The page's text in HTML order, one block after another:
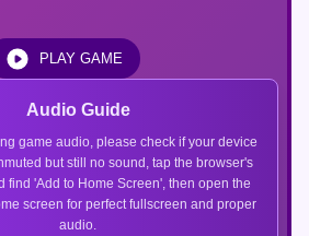
Audio Guide
game audio, please check if your device
but still no sound, tap the browser's
find 'Add to Home Screen', then open the
screen for perfect fullscreen and proper
audio.
PLAY GAME